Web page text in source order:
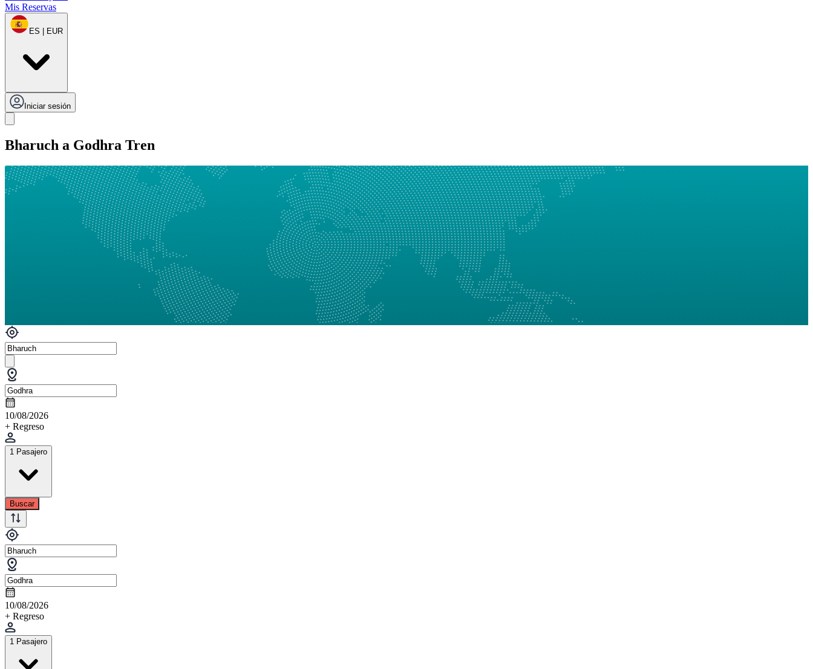
Mis Reservas
ES | EUR
Iniciar sesión
Bharuch a Godhra Tren
10/08/2026
+ Regreso
1 Pasajero
Buscar
10/08/2026
+ Regreso
1 Pasajero